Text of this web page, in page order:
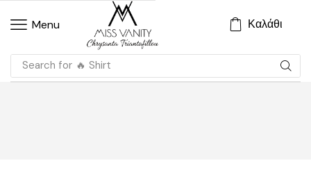
Menu Καλάθι
Search for 🔥 Shirt